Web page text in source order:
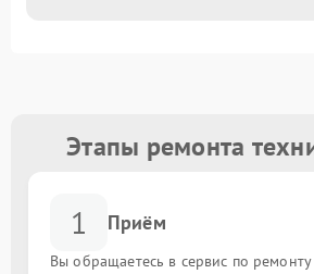
Этапы ремонта
1 Приём
Вы обращаетесь в сервис по